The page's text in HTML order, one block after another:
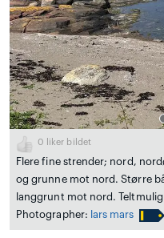
0 liker bildet
Flere fine strender; nord,
og grunne mot nord. Større
langgrunt mot nord.
Photographer: lars mars